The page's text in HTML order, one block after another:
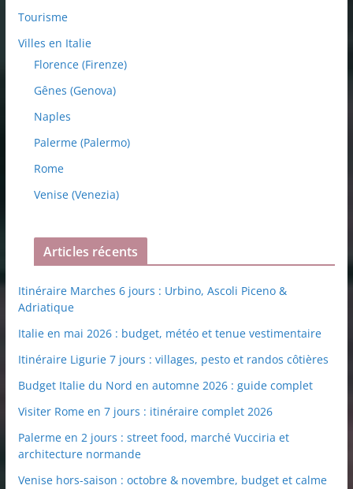
Tourisme
Villes en Italie
Florence (Firenze)
Gênes (Genova)
Naples
Palerme (Palermo)
Rome
Venise (Venezia)
Articles récents
Itinéraire Marches 6 jours : Urbino, Ascoli Piceno &
Adriatique
Italie en mai 2026 : budget, météo et tenue vestimentaire
Itinéraire Ligurie 7 jours : villages, pesto et randos côtières
Budget Italie du Nord en automne 2026 : guide complet
Visiter Rome en 7 jours : itinéraire complet 2026
Palerme en 2 jours : street food, marché Vucciria et
architecture normande
Venise hors-saison : octobre & novembre, budget et calme